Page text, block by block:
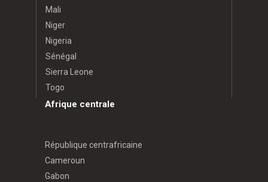
Mali
Niger
Nigeria
Sénégal
Sierra Leone
Togo
Afrique centrale
République centrafricaine
Cameroun
Gabon